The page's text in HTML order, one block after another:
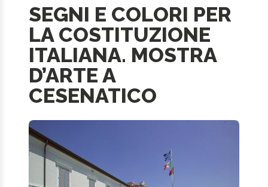
SEGNI E COLORI PER
LA COSTITUZIONE
ITALIANA. MOSTRA
D’ARTE A
CESENATICO